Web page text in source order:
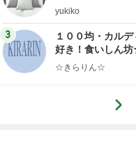
ep Life Simple◆
yukiko
3
１００均・カルデ
好き！食いしん
らりん☆のブログ
☆きらりん☆